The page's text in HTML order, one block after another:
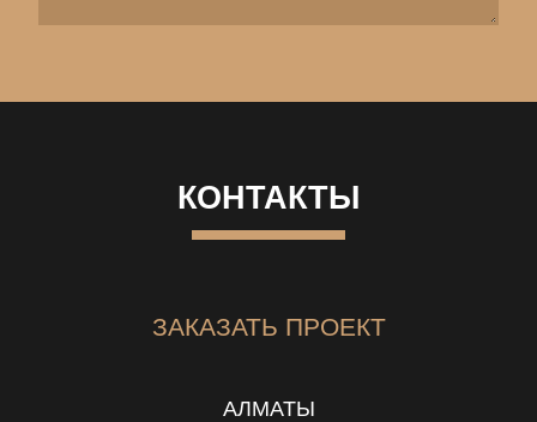
КОНТАКТЫ
ЗАКАЗАТЬ ПРОЕКТ
АЛМАТЫ